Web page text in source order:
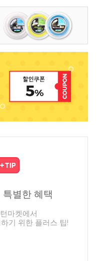
특별한 혜택
마켓에서
기 위한 플러스 팁!